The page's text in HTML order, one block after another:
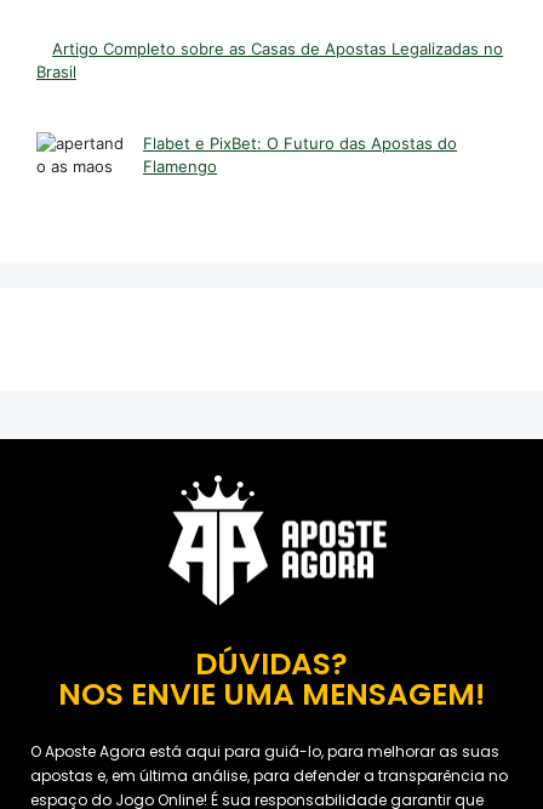
Artigo Completo sobre as Casas de Apostas Legalizadas no
Brasil
Flabet e PixBet: O Futuro das Apostas do
Flamengo
DÚVIDAS?
NOS ENVIE UMA MENSAGEM!
O Aposte Agora está aqui para guiá-lo, para melhorar as suas
apostas e, em última análise, para defender a transparência no
espaço do Jogo Online! É sua responsabilidade garantir que